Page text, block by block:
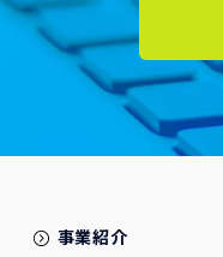
事業紹介